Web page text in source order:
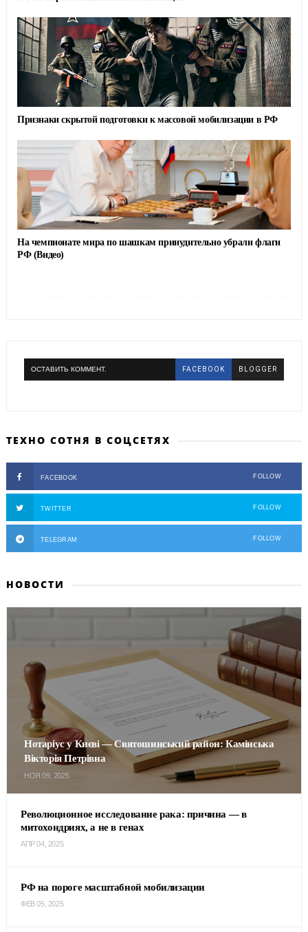
Признаки скрытой подготовки к массовой мобилизации в РФ
На чемпионате мира по шашкам принудительно убрали флаги
РФ (Видео)
ОСТАВИТЬ КОММЕНТ. FACEBOOK BLOGGER
ТЕХНО СОТНЯ В СОЦСЕТЯХ
FACEBOOK FOLLOW
TWITTER FOLLOW
TELEGRAM FOLLOW
НОВОСТИ
Нотаріус у Києві — Святошинський район: Камінська
Вікторія Петрівна
НОЯ 09, 2025
Революционное исследование рака: причина — в
митохондриях, а не в генах
АПР 04, 2025
РФ на пороге масштабной мобилизации
ФЕВ 05, 2025